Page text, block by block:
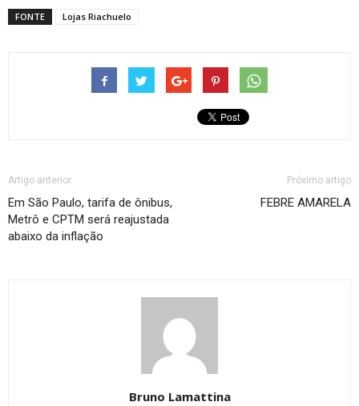
FONTE Lojas Riachuelo
Artigo anterior
Em São Paulo, tarifa de ônibus,
Metrô e CPTM será reajustada
abaixo da inflação
Próximo artigo
FEBRE AMARELA
Bruno Lamattina